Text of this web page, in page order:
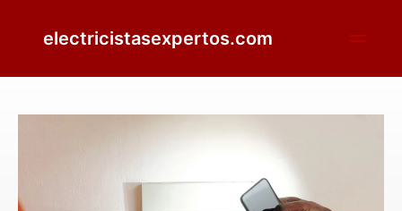
electricistasexpertos.com